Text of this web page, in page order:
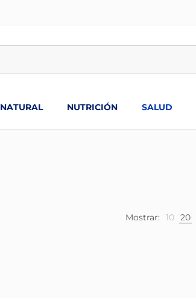
NATURAL NUTRICIÓN SALUD
Mostrar: 10 20